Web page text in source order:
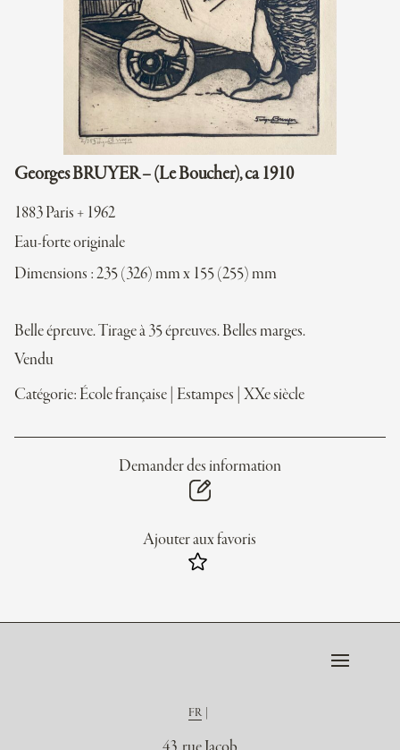
Georges BRUYER – (Le Boucher), ca 1910
1883 Paris + 1962
Eau-forte originale
Dimensions : 235 (326) mm x 155 (255) mm
Belle épreuve. Tirage à 35 épreuves. Belles marges.
Vendu
Catégorie: École française Estampes XXe siècle
Demander des information
Ajouter aux favoris
FR